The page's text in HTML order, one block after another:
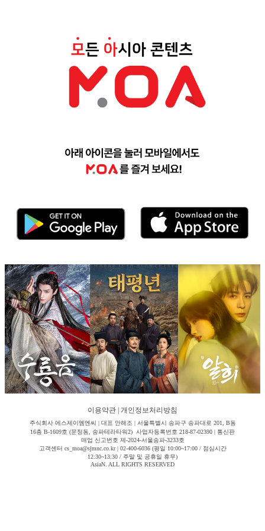
이용약관 개인정보처리방침
주식회사 에스제이엠엔씨 | 대표 안해조 | 서울특별시 송파구 송파대로 201, B동
16층 B-1609호 (문정동, 송파테라타워2) 사업자등록번호 218-87-02390 | 통신판
매업 신고번호 제-2024-서울송파-3233호
고객센터 cs_moa@sjmnc.co.kr | 02-400-6036 (평일 10:00~17:00 / 점심시간
12:30~13:30 / 주말 및 공휴일 휴무)
AsiaN. ALL RIGHTS RESERVED